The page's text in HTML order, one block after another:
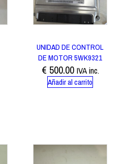
UNIDAD DE CONTROL
DE MOTOR 5WK9321
€ 500.00 IVA inc.
Añadir al carrito